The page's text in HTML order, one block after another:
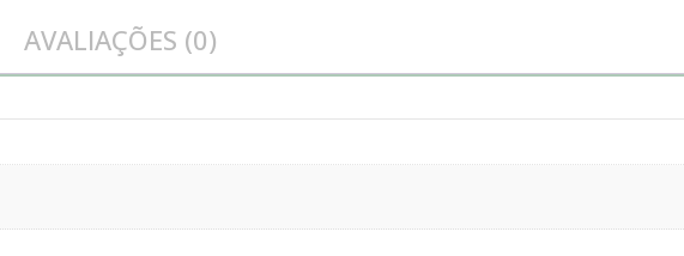
AVALIAÇÕES (0)